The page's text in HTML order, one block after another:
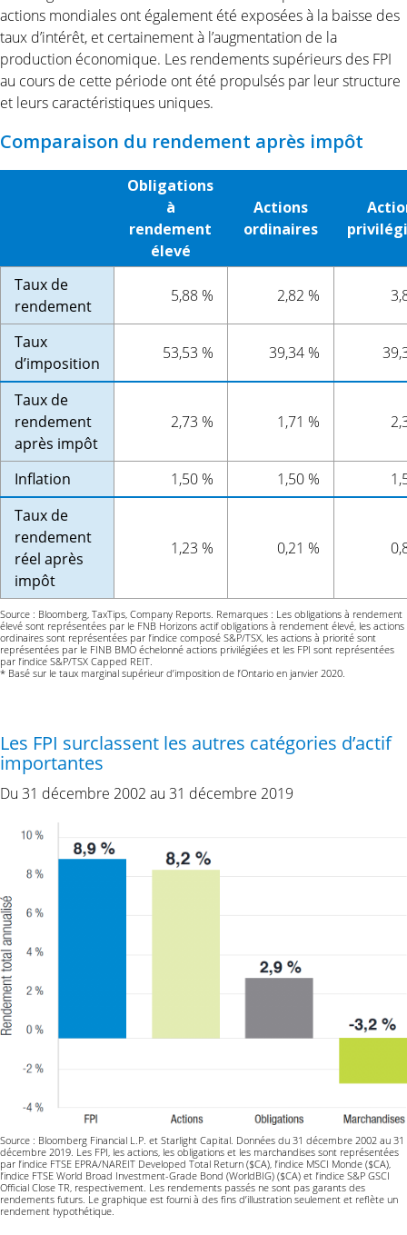
actions mondiales ont également été exposées à la baisse des
taux d’intérêt, et certainement à l’augmentation de la
production économique. Les rendements supérieurs des FPI
au cours de cette période ont été propulsés par leur structure
et leurs caractéristiques uniques.
Comparaison du rendement après impôt
Obligations
à
rendement
élevé
Actions
ordinaires
Taux de
rendement
5,88 % 2,82 %
Taux
d’imposition
53,53 % 39,34 %
Taux de
rendement
après impôt
2,73 % 1,71 %
Inflation 1,50 % 1,50 %
Taux de
rendement
réel après
impôt
1,23 % 0,21 %
Source : Bloomberg, TaxTips, Company Reports. Remarques : Les obligations à rendement
élevé sont représentées par le FNB Horizons actif obligations à rendement élevé, les actions
ordinaires sont représentées par l’indice composé S&P/TSX, les actions à priorité sont
représentées par le FINB BMO échelonné actions privilégiées et les FPI sont représentées
par l’indice S&P/TSX Capped REIT.
* Basé sur le taux marginal supérieur d’imposition de l’Ontario en janvier 2020.
Les FPI surclassent les autres catégories d’actif
importantes
Du 31 décembre 2002 au 31 décembre 2019
Source : Bloomberg Financial L.P. et Starlight Capital. Données du 31 décembre 2002 au 31
décembre 2019. Les FPI, les actions, les obligations et les marchandises sont représentées
par l’indice FTSE EPRA/NAREIT Developed Total Return ($CA), l’indice MSCI Monde ($CA),
l’indice FTSE World Broad Investment-Grade Bond (WorldBIG) ($CA) et l’indice S&P GSCI
Official Close TR, respectivement. Les rendements passés ne sont pas garants des
rendements futurs. Le graphique est fourni à des fins d’illustration seulement et reflète un
rendement hypothétique.